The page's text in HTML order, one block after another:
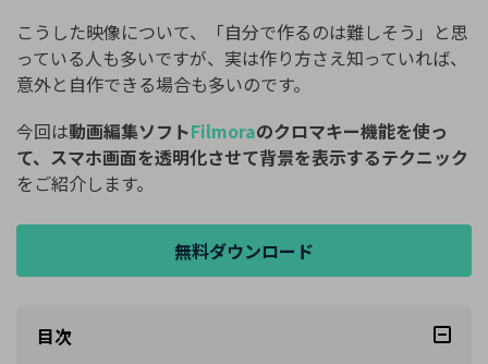
こうした映像について、「自分で作るのは難しそう」と思
っている人も多いですが、実は作り方さえ知っていれば、
意外と自作できる場合も多いのです。
今回は動画編集ソフトFilmoraのクロマキー機能を使っ
て、スマホ画面を透明化させて背景を表示するテクニック
をご紹介します。
無料ダウンロード
目次